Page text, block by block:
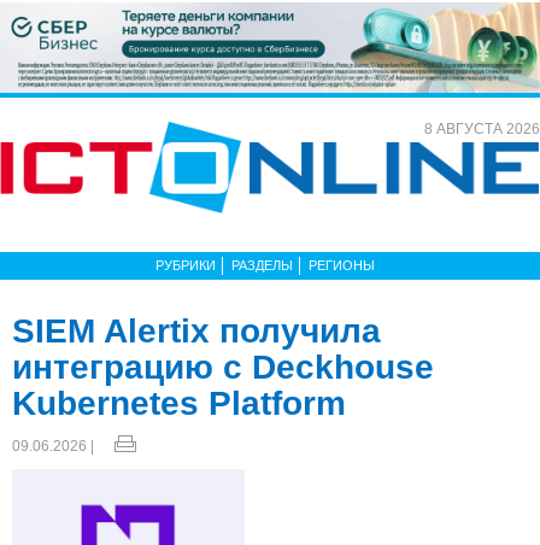
8 АВГУСТА 2026
РУБРИКИ РАЗДЕЛЫ РЕГИОНЫ
SIEM Alertix получила
интеграцию с Deckhouse
Kubernetes Platform
09.06.2026 |